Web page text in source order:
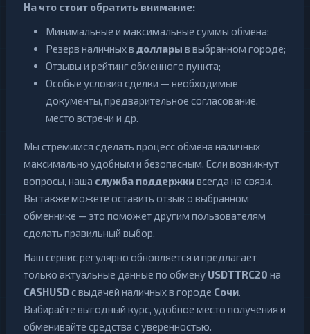
На что стоит обратить внимание:
Минимальные и максимальные суммы обмена;
Резерв наличных в доллары в выбранном городе;
Отзывы и рейтинг обменного пункта;
Особые условия сделки — необходимые
документы, предварительное согласование,
место встречи и др.
Мы стремимся сделать процесс обмена наличных
максимально удобным и безопасным. Если возникнут
вопросы, наша служба поддержкивсегда на связи.
Вы также можете оставить отзыв о выбранном
обменнике — это поможет другим пользователям
сделать правильный выбор.
Наш сервис регулярно обновляется и предлагает
только актуальные данные по обмену USDTTRC20 на
CASHUSDс выдачей наличных в городе Сочи.
Выбирайте выгодный курс, удобное место получения и
обменивайте средства с уверенностью.